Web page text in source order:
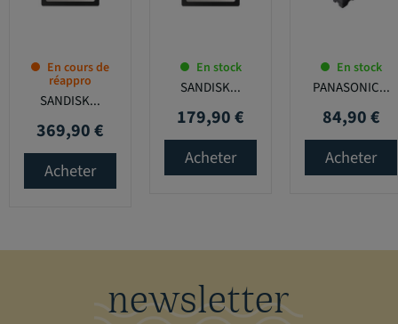
En cours de
réappro
SANDISK...
Prix
369,90 €
Acheter
En stock
SANDISK...
Prix
179,90 €
Acheter
En stock
PANASONIC...
Prix
84,90 €
Acheter
newsletter